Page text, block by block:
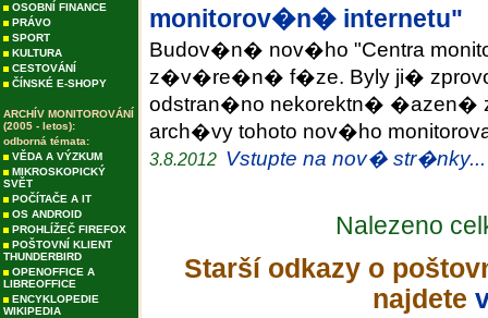
OSOBNÍ FINANCE
PRÁVO
SPORT
KULTURA
CESTOVÁNÍ
ČÍNSKÉ E-SHOPY
ARCHÍV MONITOROVÁNÍ
(2005 - letos):
odborná témata:
VĚDA A VÝZKUM
MIKROSKOPICKÝ
SVĚT
POČÍTAČE A IT
OS ANDROID
PROHLÍŽEČ FIREFOX
POŠTOVNÍ KLIENT
THUNDERBIRD
OPENOFFICE A
LIBREOFFICE
ENCYKLOPEDIE
WIKIPEDIA
monitorov�n� internetu"
Budov�n� nov�ho "Centra
z�v�re�n� f�ze. Byly ji�
odstran�no nekorektn� �azen�
arch�vy tohoto nov�ho
3.8.2012 Vstupte na nov� str�nky...
Nalezeno
Starší odkazy o
najdete